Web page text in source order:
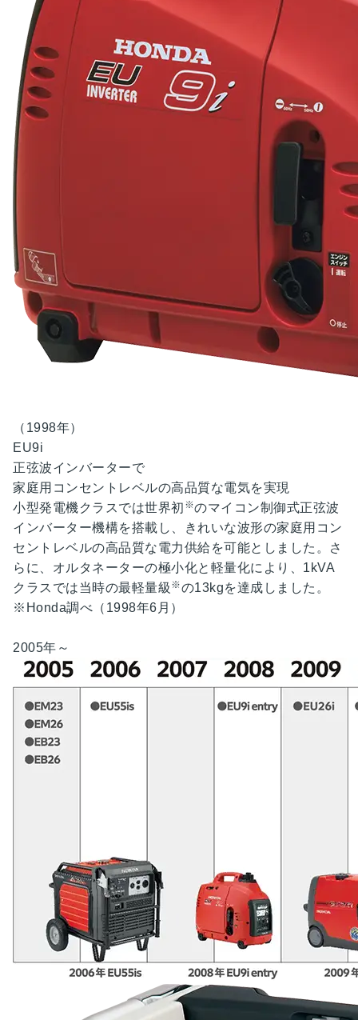
（1998年）
EU9i
正弦波インバーターで
家庭用コンセントレベルの高品質な電気を実現
小型発電機クラスでは世界初 ※のマイコン制御式正弦波
インバーター機構を搭載し、きれいな波形の家庭用コン
セントレベルの高品質な電力供給を可能としました。さ
らに、オルタネーターの極小化と軽量化により、1kVA
クラスでは当時の最軽量級 ※の13kgを達成しました。
※Honda調べ（1998年6月）
2005年～